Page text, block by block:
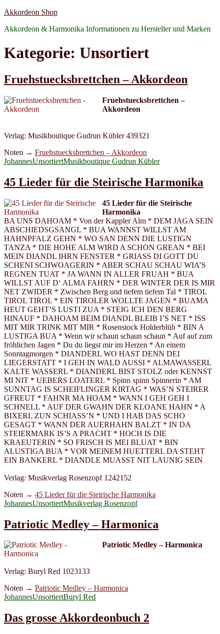
Zum
springen
Akkordeon Shop
Akkordeon & Harmonika Informationen zu Hersteller und Marken
Kategorie: Unsortiert
Fruehstuecksbrettchen – Akkordeon
Fruehstuecksbrettchen –
Akkordeon
Verlag: Musikboutique Gudrun Kübler 439321
Noten → Fruehstuecksbrettchen – Akkordeon
Autor
JohannesKategorien
UnsortiertSchlagwörter
Musikboutique Gudrun Kübler
45 Lieder für die Steirische Harmonika
45 Lieder für die Steirische
Harmonika
BA UNS DAHOAM * Von der Kappler Alm * DEM JAGA SEIN
ABSCHIEDSGSANGL * BUA WANNST WILLST AM
HAHNPFALZ GEHN * WO SAN DENN DIE LUSTIGN
TANZA * DIE HOHE ALM WIRD A SCHON GREAN * BEI
MEIN DIANDL IHRN FENSTER * GRIASS DI GOTT DU
SCHENI SCHWOAGERIN * ABER SCHAU SCHAU WIA’S
REGNEN TUAT * JA WANN IN ALLER FRUAH * BUA
WILLST AUF D‘ ALMA FAHRN * DER WINTER DER IS MIR
NET ZWIDER * Zwischen Berg und tiefem tiefem Tal * TIROL
TIROL TIROL * EIN TIROLER WOLLTE JAGEN * BUAMA
HEUT GEHT’S LUSTI ZUA * STEIG ICH DEN BERG
HINAUF * DAHOAM BEIM DIANDL BLEIB I’S NET * ISS
MIT MIR TRINK MIT MIR * Rosenstock Holderblüh * BIN A
LUSTIGA BUA * Wenn wir schaun schaun schaun * Auf auf zum
fröhlichen Jagen * Du du liegst mir im Herzen * An einem
Sonntagmorgen * DIANDERL WO HAST DENN DEI
LIEGERSTATT * I GEH IN WALD AUSSI * ALMAWASSERL
KALTE WASSERL * DIANDERL BIST STOLZ oder KENNST
MI NIT * UEBERS LOATERL * Spinn spinn Spinnerin * AM
SUNNTAG IS SCHEIFLINGER KIRTAG * WAS’N STEIRER
GFREUT * FAHNR MA HOAM * WANN I GEH GEH I
SCHNELL * AUF DER GWAHN DER KLOANE HAHN * A
BIXERL ZUN SCHIASS’N * UND I HAB DAS SCHO
GESAGT * WANN DER AUERHAHN BALZT * IN DA
STEIERMARK IS’S A PRACHT * HOCH IS DIE
KRAEUTERIN * SO FRISCH IS MEI BLUAT * BIN
ALUSTIGA BUA * VOR MEINEM HUETTERL DA STEHT
EIN BANKERL * DIANDLE MUASST NIT LAUNIG SEIN
Verlag: Musikverlag Rosenzopf 1242152
Noten → 45 Lieder für die Steirische Harmonika
Autor
JohannesKategorien
UnsortiertSchlagwörter
Musikverlag Rosenzopf
Patriotic Medley – Harmonica
Patriotic Medley – Harmonica
Verlag: Buryl Red 1023133
Noten → Patriotic Medley – Harmonica
Autor
JohannesKategorien
UnsortiertSchlagwörter
Buryl Red
Das grosse Akkordeonbuch 2